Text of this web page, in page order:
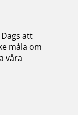
att
måla om
våra